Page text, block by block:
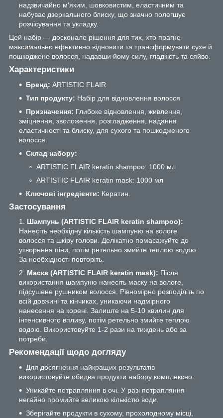
надзвичайно м'яким, шовковистим, еластичним та
набуває дзеркального блиску, що значно полегшує
розчісування та укладку.
Цей набір — досконале рішення для тих, хто прагне
максимально ефективно відновити та трансформувати сухе й
пошкоджене волосся, надавши йому силу, гладкість та сяйво.
Характеристики
Бренд: ARTISTIC FLAIR
Тип продукту: Набір для відновлення волосся
Призначення: Глибоке відновлення, живлення,
зміцнення, зволоження, розгладження, надання
еластичності та блиску, для сухого та пошкодженого
волосся.
Склад набору:
ARTISTIC FLAIR keratin shampoo: 1000 мл
ARTISTIC FLAIR keratin mask: 1000 мл
Ключові інгредієнти: Кератин.
Застосування
Шампунь (ARTISTIC FLAIR keratin shampoo):
Нанесіть необхідну кількість шампуню на вологе
волосся та шкіру голови. Делікатно помасажуйте до
утворення піни, потім ретельно змийте теплою водою.
За необхідності повторіть.
Маска (ARTISTIC FLAIR keratin mask): Після
використання шампуню нанесіть маску на вологе,
підсушене рушником волосся. Рівномірно розподіліть по
всій довжині та кінчиках, уникаючи надмірного
нанесення на корені. Залиште на 5-10 хвилин для
інтенсивного впливу, потім ретельно змийте теплою
водою. Використовуйте 1-2 рази на тиждень або за
потреби.
Рекомендації щодо догляду
Для досягнення найкращих результатів
використовуйте обидва продукти набору комплексно.
Уникайте потрапляння в очі. У разі потрапляння
негайно промийте великою кількістю води.
Зберігайте продукти в сухому, прохолодному місці,